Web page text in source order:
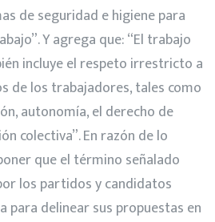
de seguridad e higiene para
Y agrega que: “El trabajo
incluye el respeto irrestricto a
de los trabajadores, tales como
autonomía, el derecho de
colectiva”. En razón de lo
que el término señalado
los partidos y candidatos
para delinear sus propuestas en